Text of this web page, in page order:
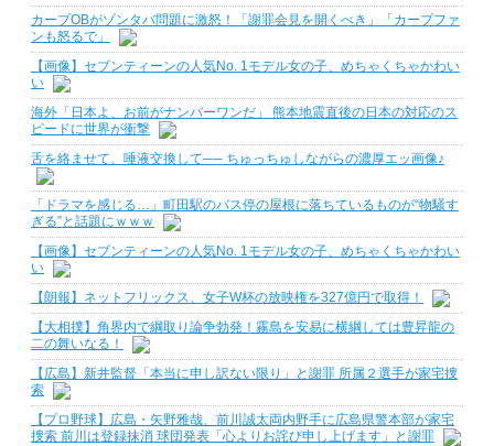
カープOBがゾンタバ問題に激怒！「謝罪会見を開くべき」「カープファ
ンも怒るで」
【画像】セブンティーンの人気No. 1モデル女の子、めちゃくちゃかわい
い
海外「日本よ、お前がナンバーワンだ」 熊本地震直後の日本の対応のス
ピードに世界が衝撃
舌を絡ませて、唾液交換して── ちゅっちゅしながらの濃厚エッ画像♪
「ドラマを感じる…」町田駅のバス停の屋根に落ちているものが“物騒す
ぎる”と話題にｗｗｗ
【画像】セブンティーンの人気No. 1モデル女の子、めちゃくちゃかわい
い
【朗報】ネットフリックス、女子W杯の放映権を327億円で取得！
【大相撲】角界内で綱取り論争勃発！霧島を安易に横綱しては豊昇龍の
二の舞いなる！
【広島】新井監督「本当に申し訳ない限り」と謝罪 所属２選手が家宅捜
索
【プロ野球】広島・矢野雅哉、前川誠太両内野手に広島県警本部が家宅
捜索 前川は登録抹消 球団発表「心よりお詫び申し上げます」と謝罪